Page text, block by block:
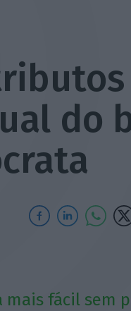
do
mais fácil sem